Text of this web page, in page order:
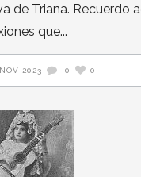
de Triana. Recuerdo
que
2023 0 0